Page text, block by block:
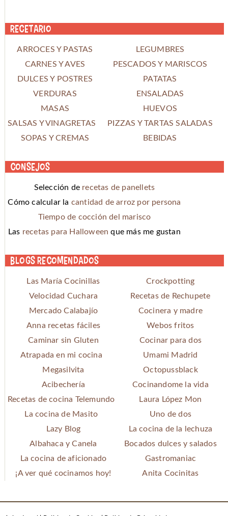
Recetario
ARROCES Y PASTAS
LEGUMBRES
CARNES Y AVES
PESCADOS Y MARISCOS
DULCES Y POSTRES
PATATAS
VERDURAS
ENSALADAS
MASAS
HUEVOS
SALSAS Y VINAGRETAS
PIZZAS Y TARTAS SALADAS
SOPAS Y CREMAS
BEBIDAS
Consejos
Selección de recetas de panellets
Cómo calcular la cantidad de arroz por persona
Tiempo de cocción del marisco
Las recetas para Halloween que más me gustan
Blogs recomendados
Las María Cocinillas
Crockpotting
Velocidad Cuchara
Recetas de Rechupete
Mercado Calabajío
Cocinera y madre
Anna recetas fáciles
Webos fritos
Caminar sin Gluten
Cocinar para dos
Atrapada en mi cocina
Umami Madrid
Megasilvita
Octopussblack
Acibechería
Cocinandome la vida
Recetas de cocina Telemundo
Laura López Mon
La cocina de Masito
Uno de dos
Lazy Blog
La cocina de la lechuza
Albahaca y Canela
Bocados dulces y salados
La cocina de aficionado
Gastromaniac
¡A ver qué cocinamos hoy!
Anita Cocinitas